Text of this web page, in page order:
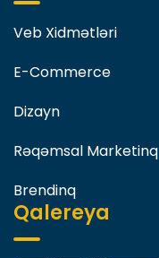
Veb Xidmətləri
E-Commerce
Dizayn
Rəqəmsal Marketinq
Brendinq
Qalereya